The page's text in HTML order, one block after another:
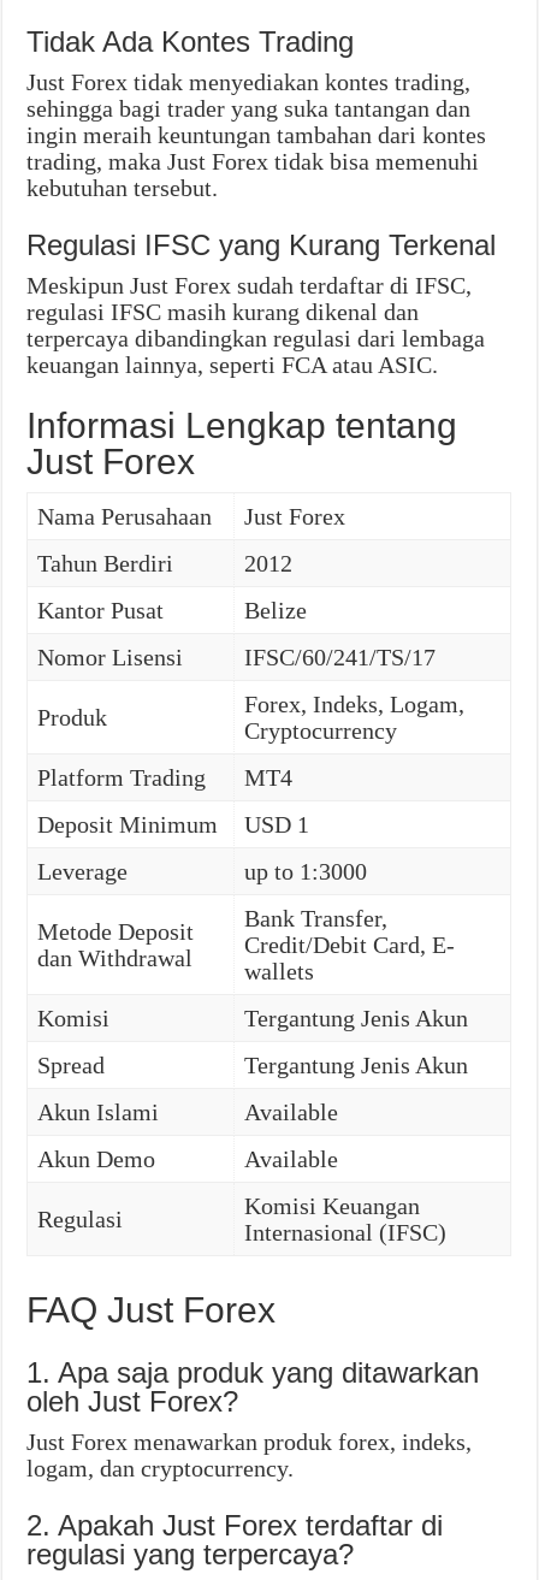
Tidak Ada Kontes Trading
Just Forex tidak menyediakan kontes trading,
sehingga bagi trader yang suka tantangan dan
ingin meraih keuntungan tambahan dari kontes
trading, maka Just Forex tidak bisa memenuhi
kebutuhan tersebut.
Regulasi IFSC yang Kurang Terkenal
Meskipun Just Forex sudah terdaftar di IFSC,
regulasi IFSC masih kurang dikenal dan
terpercaya dibandingkan regulasi dari lembaga
keuangan lainnya, seperti FCA atau ASIC.
Informasi Lengkap tentang
Just Forex
Nama Perusahaan
Just Forex
Tahun Berdiri
2012
Kantor Pusat
Belize
Nomor Lisensi
IFSC/60/241/TS/17
Produk
Forex, Indeks, Logam,
Cryptocurrency
Platform Trading
MT4
Deposit Minimum
USD 1
Leverage
up to 1:3000
Metode Deposit
dan Withdrawal
Bank Transfer,
Credit/Debit Card, E-
wallets
Komisi
Tergantung Jenis Akun
Spread
Tergantung Jenis Akun
Akun Islami
Available
Akun Demo
Available
Regulasi
Komisi Keuangan
Internasional (IFSC)
FAQ Just Forex
1. Apa saja produk yang ditawarkan
oleh Just Forex?
Just Forex menawarkan produk forex, indeks,
logam, dan cryptocurrency.
2. Apakah Just Forex terdaftar di
regulasi yang terpercaya?